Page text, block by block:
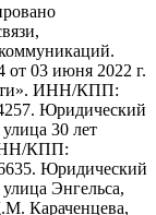
03 июня 2022 г.
ИНН/КПП:
Юридический
30 лет
КПП:
Юридический
Энгельса,
Караченцева,